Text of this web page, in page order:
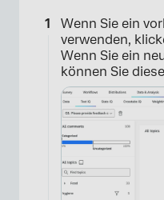
Wenn Sie ein
verwenden,
Wenn Sie ein
können Sie